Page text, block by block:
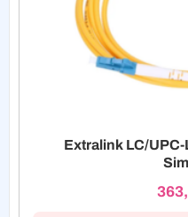
Extralink LC/